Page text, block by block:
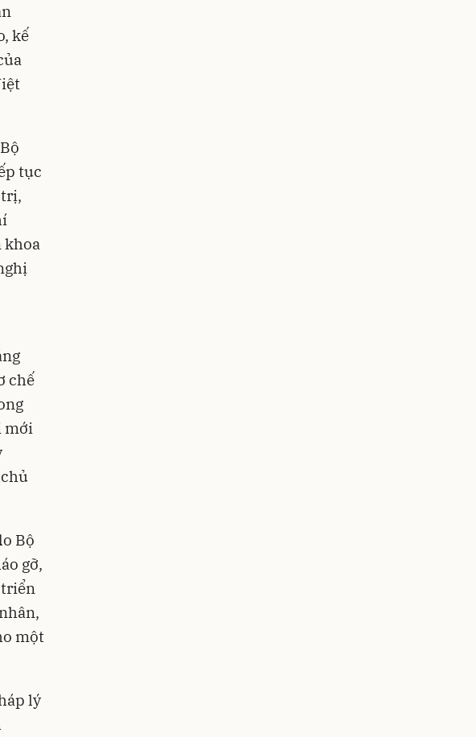
kế
tục
khoa
chế
mới
Bộ
gỡ,
một
lý